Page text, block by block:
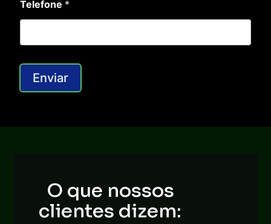
Telefone *
Enviar
O que nossos
clientes dizem: